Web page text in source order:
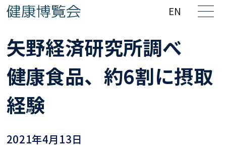
EN
矢野経済研究所調べ
健康食品、約6割に摂取
経験
2021年4月13日